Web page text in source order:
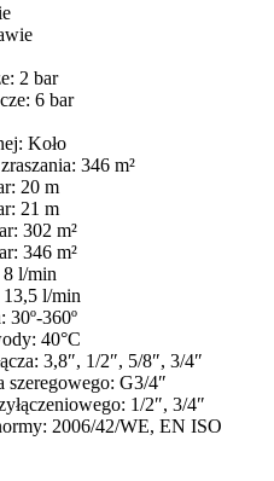
2 bar
6 bar
Koło
346 m²
20 m
21 m
302 m²
346 m²
8 l/min
l/min
30º-360º
40°C
3,8″, 1/2″, 5/8″, 3/4″
szeregowego: G3/4″
1/2″, 3/4″
2006/42/WE, EN ISO